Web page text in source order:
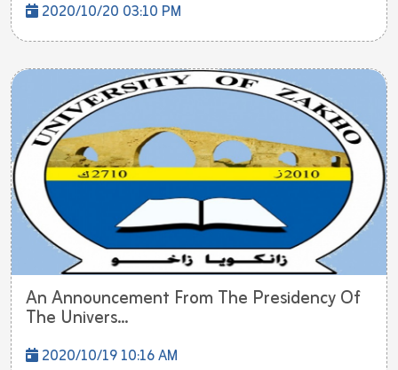
2020/10/20 03:10 PM
An Announcement From The Presidency Of
The Univers...
2020/10/19 10:16 AM